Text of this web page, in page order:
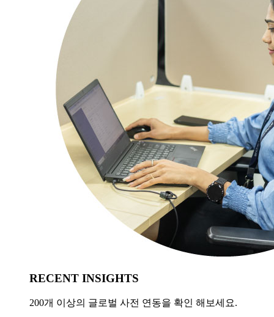
RECENT INSIGHTS
200개 이상의 글로벌 사전 연동을 확인 해보세요.